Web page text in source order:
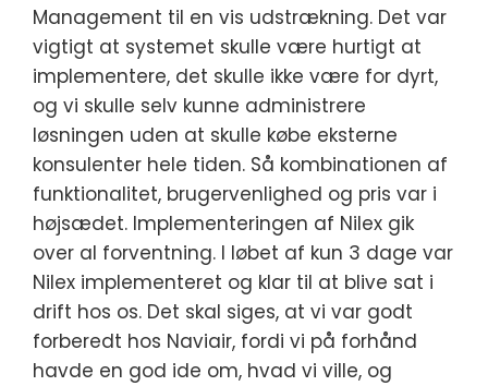
Management til en vis udstrækning. Det var
vigtigt at systemet skulle være hurtigt at
implementere, det skulle ikke være for dyrt,
og vi skulle selv kunne administrere
løsningen uden at skulle købe eksterne
konsulenter hele tiden. Så kombinationen af
funktionalitet, brugervenlighed og pris var i
højsædet. Implementeringen af Nilex gik
over al forventning. I løbet af kun 3 dage var
Nilex implementeret og klar til at blive sat i
drift hos os. Det skal siges, at vi var godt
forberedt hos Naviair, fordi vi på forhånd
havde en god ide om, hvad vi ville, og